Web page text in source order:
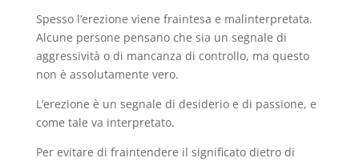
Spesso l’erezione viene fraintesa e malinterpretata.
Alcune persone pensano che sia un segnale di
aggressività o di mancanza di controllo, ma questo
non è assolutamente vero.
L’erezione è un segnale di desiderio e di passione, e
come tale va interpretato.
Per evitare di fraintendere il significato dietro di